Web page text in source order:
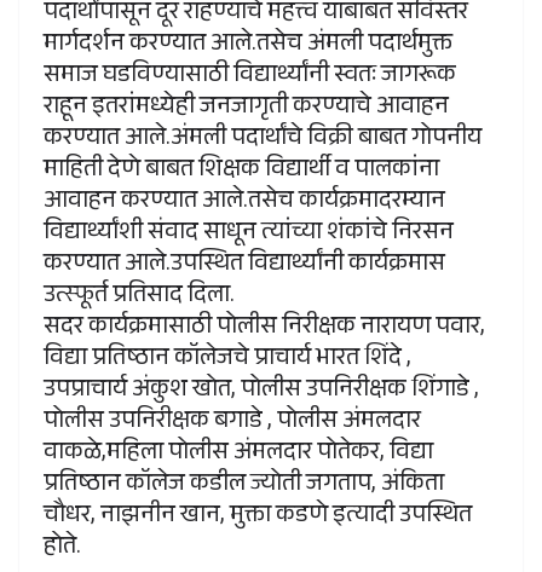
पदार्थांपासून दूर राहण्याचे महत्त्व याबाबत सविस्तर
मार्गदर्शन करण्यात आले.तसेच अंमली पदार्थमुक्त
समाज घडविण्यासाठी विद्यार्थ्यांनी स्वतः जागरूक
राहून इतरांमध्येही जनजागृती करण्याचे आवाहन
करण्यात आले.अंमली पदार्थांचे विक्री बाबत गोपनीय
माहिती देणे बाबत शिक्षक विद्यार्थी व पालकांना
आवाहन करण्यात आले.तसेच कार्यक्रमादरम्यान
विद्यार्थ्यांशी संवाद साधून त्यांच्या शंकांचे निरसन
करण्यात आले.उपस्थित विद्यार्थ्यांनी कार्यक्रमास
उत्स्फूर्त प्रतिसाद दिला.
सदर कार्यक्रमासाठी पोलीस निरीक्षक नारायण पवार,
विद्या प्रतिष्ठान कॉलेजचे प्राचार्य भारत शिंदे ,
उपप्राचार्य अंकुश खोत, पोलीस उपनिरीक्षक शिंगाडे ,
पोलीस उपनिरीक्षक बगाडे , पोलीस अंमलदार
वाकळे,महिला पोलीस अंमलदार पोतेकर, विद्या
प्रतिष्ठान कॉलेज कडील ज्योती जगताप, अंकिता
चौधर, नाझनीन खान, मुक्ता कडणे इत्यादी उपस्थित
होते.